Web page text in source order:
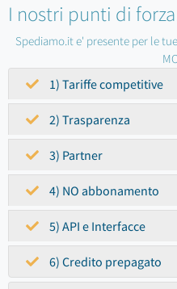
I nostri punti di
Spediamo.it e' presente per le
1) Tariffe competitive
2) Trasparenza
3) Partner
4) NO abbonamento
5) API e Interfacce
6) Credito prepagato